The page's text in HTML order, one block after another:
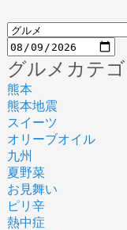
グルメカテ
熊本
熊本地震
スイーツ
オリーブオイル
九州
夏野菜
お見舞い
ピリ辛
熱中症